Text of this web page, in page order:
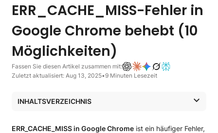
ERR_CACHE_MISS-Fehler in
Google Chrome behebt (10
Möglichkeiten)
Fassen Sie diesen Artikel zusammen mit:
Zuletzt aktualisiert: Aug 13, 2025•9 Minuten Lesezeit
INHALTSVERZEICHNIS
Was bedeutet der Fehler „ERR_CACHE_MISS“ in Chrome?
ERR_CACHE_MISS in Google Chrome ist ein häufiger Fehler,